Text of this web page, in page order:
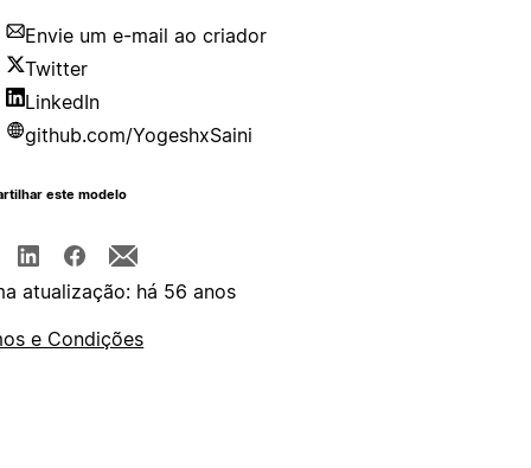
Envie um e-mail ao criador
Twitter
LinkedIn
github.com/YogeshxSaini
este modelo
atualização: há 56 anos
e Condições